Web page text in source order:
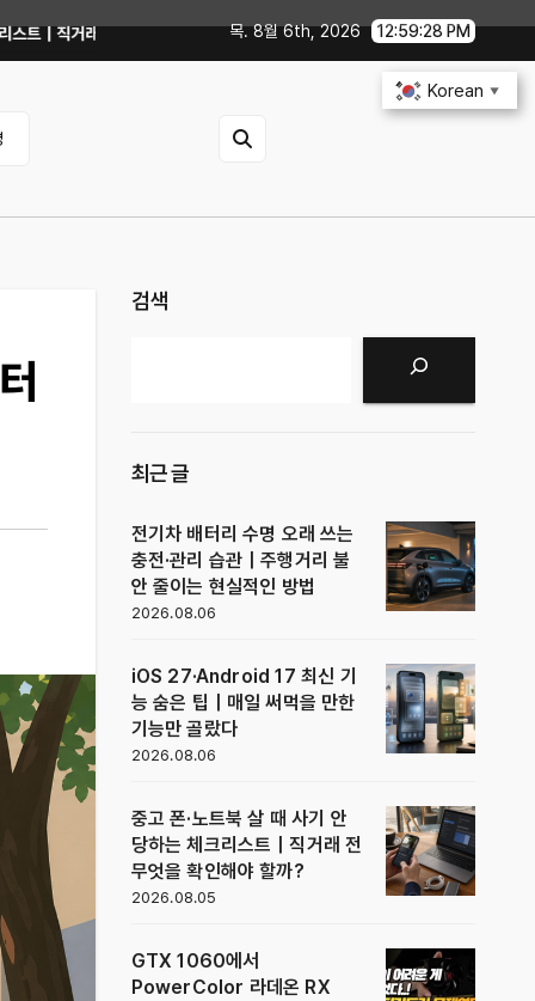
확인해야 할까? GTX 1060에서 PowerColor 라데온 RX 9060
목. 8월 6th, 2026 12:59:30 PM
검색
최근 글
전기차 배터리 수명 오래 쓰는
충전·관리 습관｜주행거리 불
안 줄이는 현실적인 방법
2026.08.06
iOS 27·Android 17 최신 기
능 숨은 팁｜매일 써먹을 만한
기능만 골랐다
2026.08.06
중고 폰·노트북 살 때 사기 안
당하는 체크리스트｜직거래 전
무엇을 확인해야 할까?
2026.08.05
GTX 1060에서
PowerColor 라데온 RX
Korean ▼